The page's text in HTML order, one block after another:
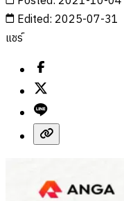
Edited: 2025-07-31
แชร์